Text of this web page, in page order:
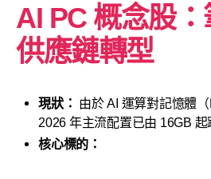
AI PC 概念股
供應鏈轉型
現狀： 由於 AI 運算對記憶體
2026 年主流配置已由 16GB 起
核心標的：